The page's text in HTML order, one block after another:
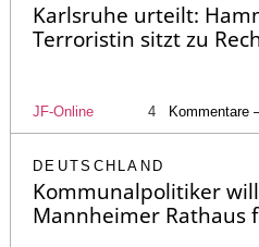
Karlsruhe urteilt:
Terroristin sitzt zu
JF-Online 4 Kommentare
DEUTSCHLAND
Kommunalpolitiker
Mannheimer Rathaus